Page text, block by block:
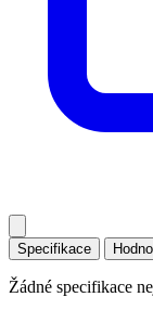
Specifikace
Žádné specifikace